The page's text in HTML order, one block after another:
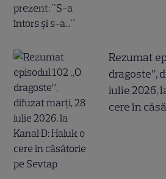
Rezumat
dragoste”,
iulie 2026,
cere în